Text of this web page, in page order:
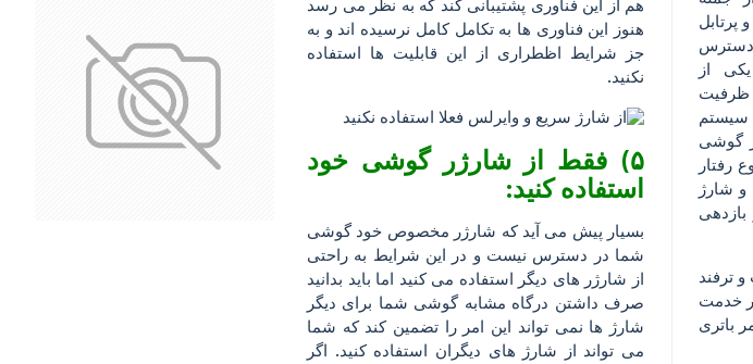
پرتابل
از
سیستم
گوشی
رفتار
و شارژ
ترفند
خدمت
باتری
هم از این فناوری پشتیبانی کند که به نظر می رسد
هنوز این فناوری ها به تکامل کامل نرسیده اند و به
جز شرایط اظطراری از این قابلیت ها استفاده
نکنید.
۵) فقط از شارژر گوشی خود
استفاده کنید:
بسیار پیش می آید که شارژر مخصوص خود گوشی
شما در دسترس نیست و در این شرایط به راحتی
از شارژر های دیگر استفاده می کنید اما باید بدانید
صرف داشتن درگاه مشابه گوشی شما برای دیگر
شارژ ها نمی تواند این امر را تضمین کند که شما
می تواند از شارژ های دیگران استفاده کنید. اگر